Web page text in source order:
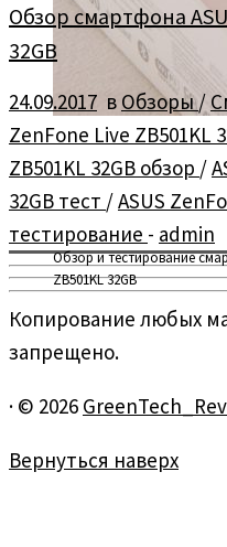
Обзор и тестирование
ZB501KL 32GB
Обзор смартфона
32GB
24.09.2017 в Обзоры/
ZenFone Live ZB501KL
ZB501KL 32GB обзор /
32GB тест /ASUS
тестирование - admin
Копирование любых
запрещено.
· © 2026
Вернуться наверх